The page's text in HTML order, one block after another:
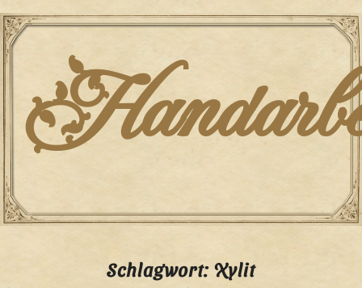
Skip
to
content
Schlagwort: Xylit